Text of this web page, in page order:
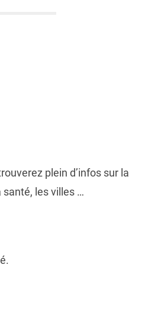
plein d’infos sur la
santé, les villes …